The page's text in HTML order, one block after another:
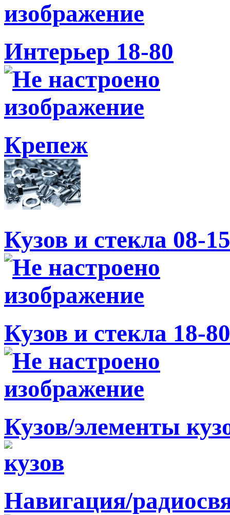
Интерьер 18-80
Крепеж
Кузов и стекла 08-15
Кузов и стекла 18-80
Кузов/элементы
Навигация/